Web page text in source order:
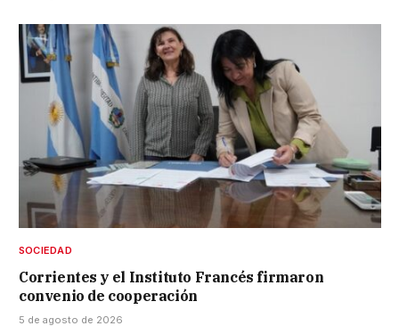
SOCIEDAD
Corrientes y el Instituto Francés firmaron
convenio de cooperación
5 de agosto de 2026